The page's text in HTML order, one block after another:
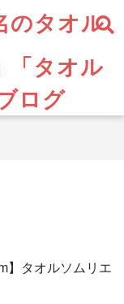
のタオル
「タオル
ログ
】タオルソムリエ